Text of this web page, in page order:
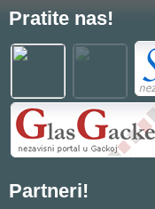
Pratite nas!
Partneri!